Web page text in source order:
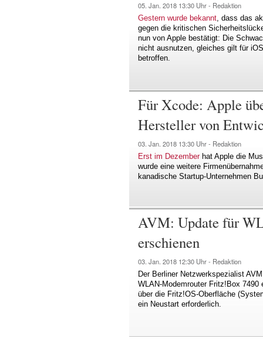
05. Jan. 2018 13:30 Uhr - Redaktion
Gestern wurde bekannt, dass das
gegen die kritischen
nun von Apple bestätigt: Die
nicht ausnutzen, gleiches gilt für
betroffen.
Für Xcode: Apple
Hersteller von
03. Jan. 2018 13:30 Uhr - Redaktion
Erst im Dezemberhat Apple die
wurde eine weitere
kanadische Startup-Unternehmen
AVM: Update für
erschienen
03. Jan. 2018 12:30 Uhr - Redaktion
Der Berliner Netzwerkspezialist
WLAN-Modemrouter Fritz!Box
über die Fritz!OS-Oberfläche
ein Neustart erforderlich.